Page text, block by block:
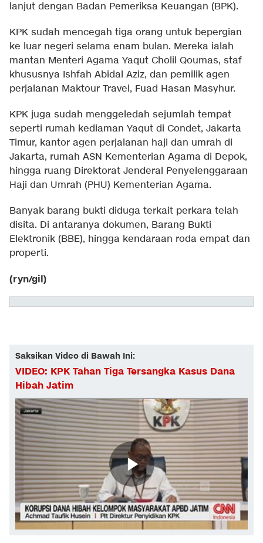
lanjut dengan Badan Pemeriksa Keuangan (BPK).
KPK sudah mencegah tiga orang untuk bepergian
ke luar negeri selama enam bulan. Mereka ialah
mantan Menteri Agama Yaqut Cholil Qoumas, staf
khususnya Ishfah Abidal Aziz, dan pemilik agen
perjalanan Maktour Travel, Fuad Hasan Masyhur.
KPK juga sudah menggeledah sejumlah tempat
seperti rumah kediaman Yaqut di Condet, Jakarta
Timur, kantor agen perjalanan haji dan umrah di
Jakarta, rumah ASN Kementerian Agama di Depok,
hingga ruang Direktorat Jenderal Penyelenggaraan
Haji dan Umrah (PHU) Kementerian Agama.
Banyak barang bukti diduga terkait perkara telah
disita. Di antaranya dokumen, Barang Bukti
Elektronik (BBE), hingga kendaraan roda empat dan
properti.
(ryn/gil)
Saksikan Video di Bawah Ini:
VIDEO: KPK Tahan Tiga Tersangka Kasus Dana
Hibah Jatim